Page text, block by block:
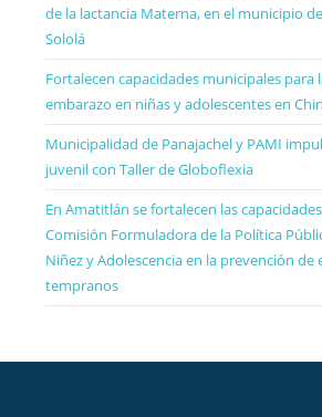
de la lactancia Materna, en el municipio
Sololá
Fortalecen capacidades municipales para
embarazo en niñas y adolescentes en
Municipalidad de Panajachel y PAMI
juvenil con Taller de Globoflexia
En Amatitlán se fortalecen las
Comisión Formuladora de la Política
Niñez y Adolescencia en la prevención de
tempranos